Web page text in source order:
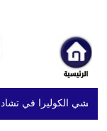
تفشي الكوليرا في تشاد